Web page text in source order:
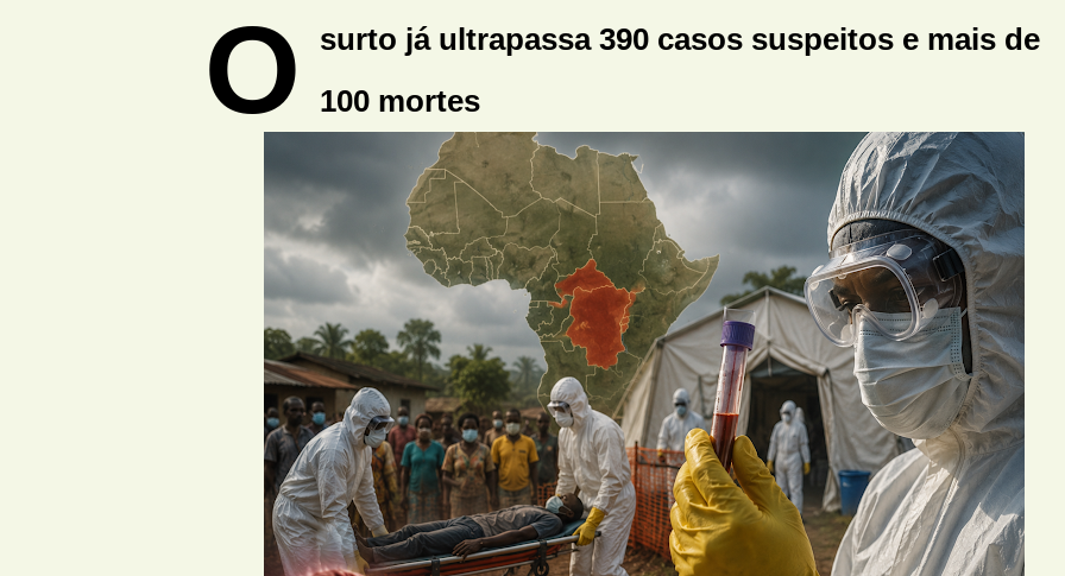
O
surto já ultrapassa 390 casos suspeitos e mais de
100 mortes